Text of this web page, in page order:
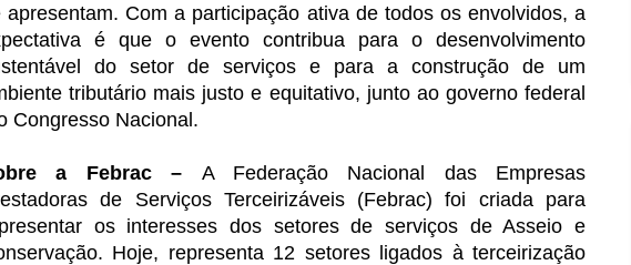
apresentam. Com a participação ativa de todos os envolvidos, a
é que o evento contribua para o desenvolvimento
do setor de serviços e para a construção de um
tributário mais justo e equitativo, junto ao governo federal
Congresso Nacional.
a Febrac – A Federação Nacional das Empresas
de Serviços Terceirizáveis (Febrac) foi criada para
os interesses dos setores de serviços de Asseio e
Hoje, representa 12 setores ligados à terceirização